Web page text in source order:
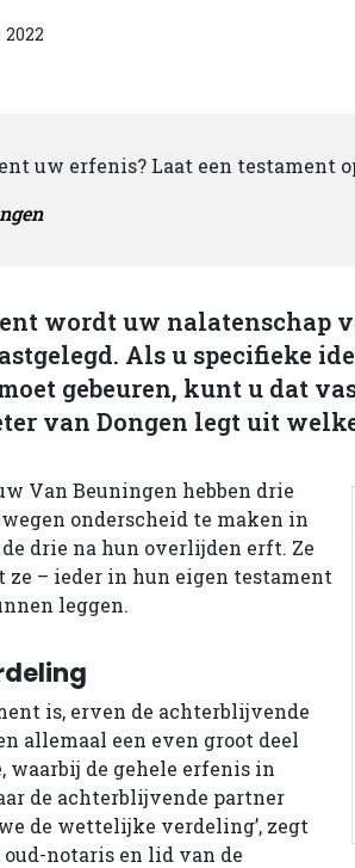
uw erfenis? Laat een testament
wordt uw nalatenschap
Als u specifieke
gebeuren, kunt u dat
van Dongen legt uit
Van Beuningen hebben drie
onderscheid te maken in
drie na hun overlijden erft. Ze
ze – ieder in hun eigen testament
leggen.
is, erven de achterblijvende
allemaal een even groot deel
waarbij de gehele erfenis in
de achterblijvende partner
de wettelijke verdeling’, zegt
oud-notaris en lid van de